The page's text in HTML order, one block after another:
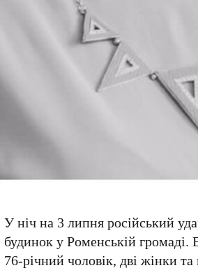
У ніч на 3 липня російський
будинок у Роменській
76-річний чоловік, дві жінки